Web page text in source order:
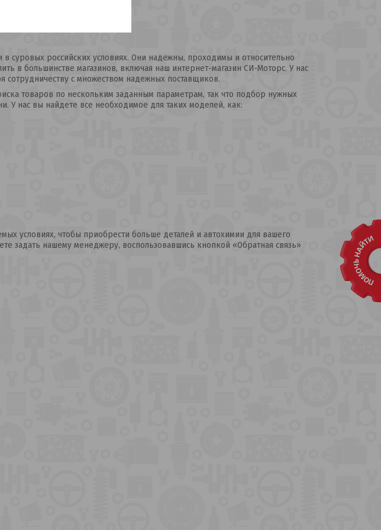
суровых российских условиях. Они надежны, проходимы и относительно
в большинстве магазинов, включая наш интернет-магазин СИ-Моторс. У нас
с множеством надежных поставщиков.
товаров по нескольким заданным параметрам, так что подбор нужных
У нас вы найдете все необходимое для таких моделей, как:
условиях, чтобы приобрести больше деталей и автохимии для вашего
задать нашему менеджеру, воспользовавшись кнопкой «Обратная связь»